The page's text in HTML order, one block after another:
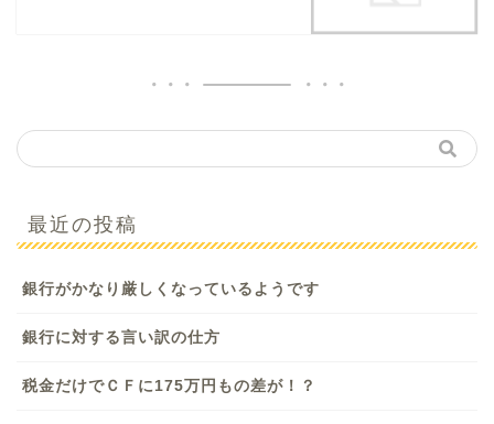
最近の投稿
銀行がかなり厳しくなっているようです
銀行に対する言い訳の仕方
税金だけでＣＦに175万円もの差が！？